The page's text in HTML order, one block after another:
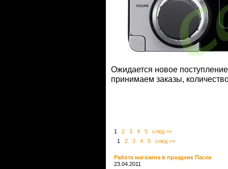
Ожидается новое
принимаем заказы,
1 2 3 4 5
след >>
1 2 3 4 5 след >>
Работа магазина в праздник Пасхи
23.04.2011